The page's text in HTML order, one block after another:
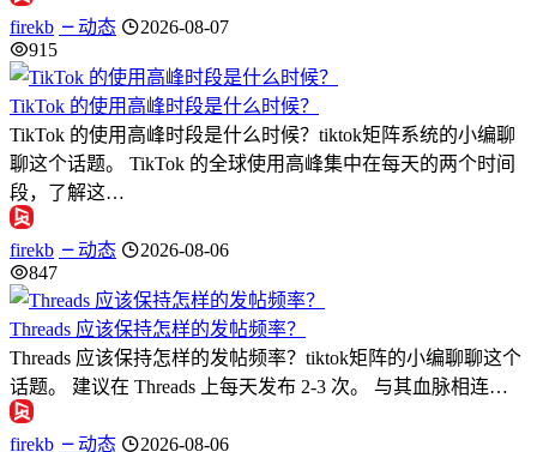
firekb 动态
2026-08-07
915
TikTok 的使用高峰时段是什么时候？
TikTok 的使用高峰时段是什么时候？tiktok矩阵系统的小编聊
聊这个话题。 TikTok 的全球使用高峰集中在每天的两个时间
段，了解这…
firekb 动态
2026-08-06
847
Threads 应该保持怎样的发帖频率？
Threads 应该保持怎样的发帖频率？tiktok矩阵的小编聊聊这个
话题。 建议在 Threads 上每天发布 2-3 次。 与其血脉相连…
firekb 动态
2026-08-06